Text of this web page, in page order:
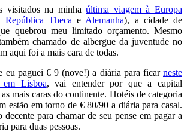
visitados na minhaúltima viagem à Europa
República Theca e Alemanha), a cidade de
quebrou meu limitado orçamento. Mesmo
chamado de albergue da juventude no
aqui foi a mais cara de todas.
eu paguei € 9 (nove!) a diária para ficar neste
em Lisboa, vai entender por que a capital
mais caras do continente. Hotéis de categoria
estão em torno de € 80/90 a diária para casal.
decente para chamar de seu pense em pagar a
para duas pessoas.